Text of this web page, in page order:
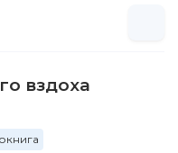
вздоха